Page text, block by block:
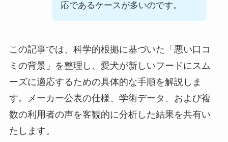
応であるケースが多いのです。
この記事では、科学的根拠に基づいた「悪い口コ
ミの背景」を整理し、愛犬が新しいフードにスム
ーズに適応するための具体的な手順を解説しま
す。メーカー公表の仕様、学術データ、および複
数の利用者の声を客観的に分析した結果を共有い
たします。